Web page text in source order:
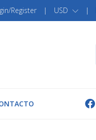
Register | USD |